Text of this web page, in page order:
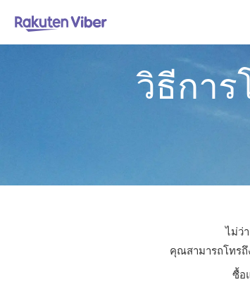
วิธีกา
ไม่ว่
คุณสามารถโทรถึ
ซื้อ